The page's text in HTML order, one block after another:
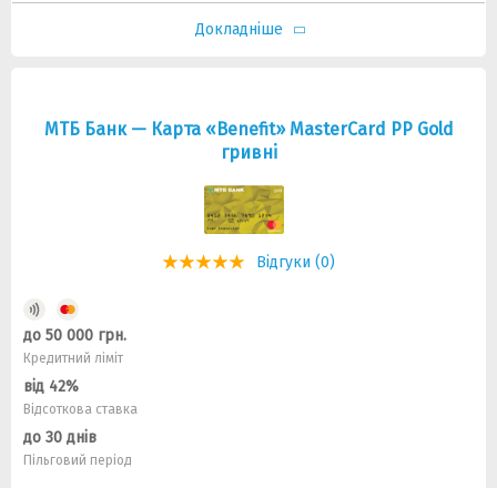
Докладніше
МТБ Банк — Карта «Benefit» MasterCard PP Gold
гривнi
Відгуки (0)
до 50 000 грн.
Кредитний ліміт
від 42%
Відсоткова ставка
до 30 днів
Пільговий період